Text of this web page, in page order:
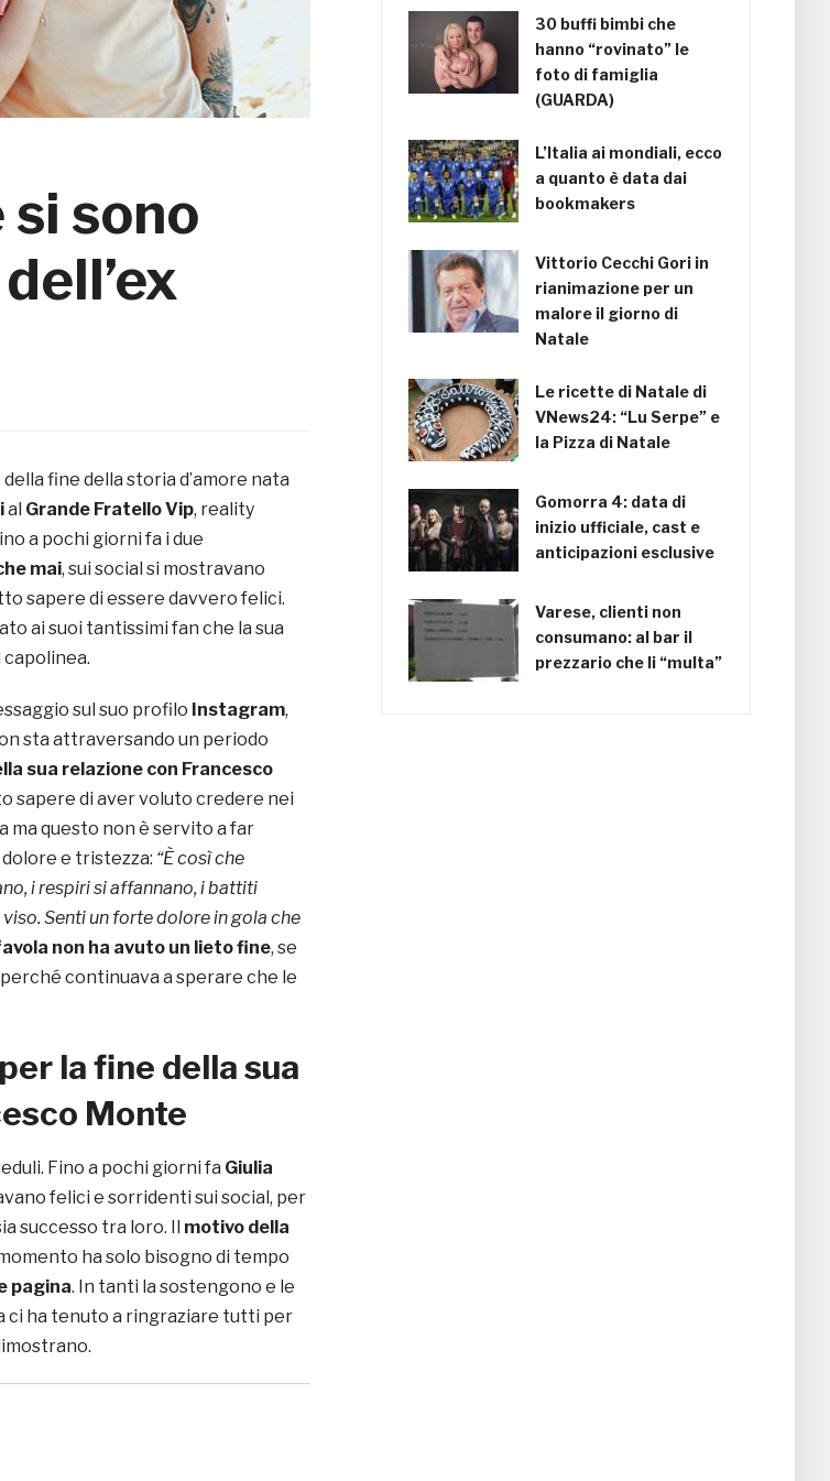
sono
fine della storia d’amore nata
al Grande Fratello Vip, reality
a pochi giorni fa i due
mai, sui social si mostravano
sapere di essere davvero felici.
ai suoi tantissimi fan che la sua
sul suo profilo Instagram,
sta attraversando un periodo
sua relazione con Francesco
sapere di aver voluto credere nei
ma questo non è servito a far
e tristezza: “È così che
i respiri si affannano, i battiti
Senti un forte dolore in gola che
non ha avuto un lieto fine, se
continuava a sperare che le
la fine della sua
Monte
Fino a pochi giorni fa Giulia
felici e sorridenti sui social, per
successo tra loro. Il motivo della
ha solo bisogno di tempo
pagina. In tanti la sostengono e le
ci ha tenuto a ringraziare tutti per
30 buffi bimbi che
hanno “rovinato” le
foto di famiglia
(GUARDA)
L’Italia ai mondiali, ecco
a quanto è data dai
bookmakers
Vittorio Cecchi Gori in
rianimazione per un
malore il giorno di
Natale
Le ricette di Natale di
VNews24: “Lu Serpe” e
la Pizza di Natale
Gomorra 4: data di
inizio ufficiale, cast e
anticipazioni esclusive
Varese, clienti non
consumano: al bar il
prezzario che li “multa”